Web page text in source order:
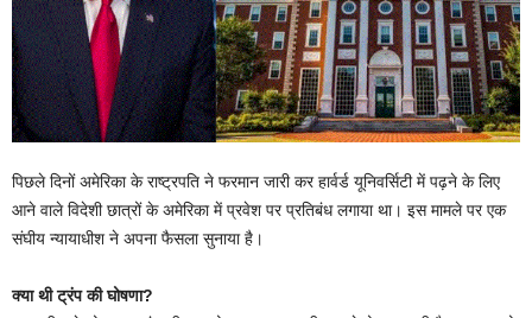
पिछले दिनों अमेरिका के राष्ट्रपति ने फरमान जारी कर हार्वर्ड यूनिवर्सिटी में पढ़ने के लिए
आने वाले विदेशी छात्रों के अमेरिका में प्रवेश पर प्रतिबंध लगाया था। इस मामले पर एक
संघीय न्यायाधीश ने अपना फैसला सुनाया है।
क्या थी ट्रंप की घोषणा?